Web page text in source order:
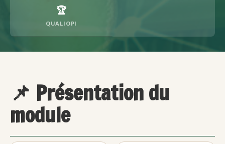
🏆
QUALIOPI
📌 Présentation du
module